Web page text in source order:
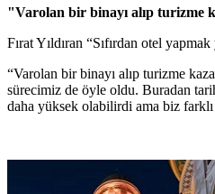
"Varolan bir binayı alıp turizme
Fırat Yıldıran “Sıfırdan otel
“Varolan bir binayı alıp turizme
sürecimiz de öyle oldu. Buradan
daha yüksek olabilirdi ama biz